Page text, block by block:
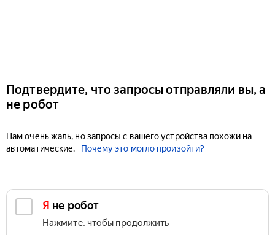
Подтвердите, что запросы отправляли вы, а
не робот
Нам очень жаль, но запросы с вашего устройства похожи на
автоматические.
Почему это могло произойти?
Я не робот
Нажмите, чтобы продолжить